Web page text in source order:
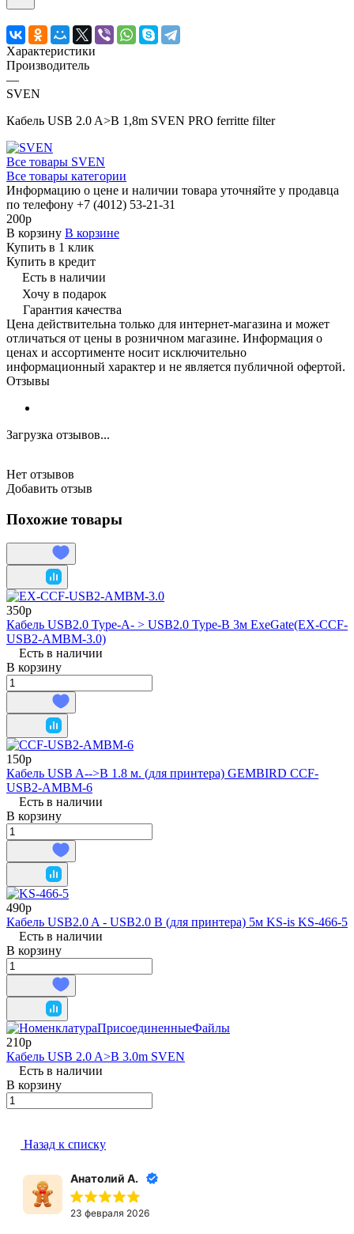
Характеристики
Производитель
—
SVEN
Кабель USB 2.0 A>B 1,8m SVEN PRO ferritte filter
Все товары SVEN
Все товары категории
Информацию о цене и наличии товара уточняйте у продавца
по телефону +7 (4012) 53-21-31
200р
В корзину В корзине
Купить в 1 клик
Купить в кредит
Есть в наличии
Хочу в подарок
Гарантия качества
Цена действительна только для интернет-магазина и может
отличаться от цены в розничном магазине. Информация о
ценах и ассортименте носит исключительно
информационный характер и не является публичной офертой.
Отзывы
Загрузка отзывов...
Нет отзывов
Добавить отзыв
Похожие товары
350р
Кабель USB2.0 Type-A- > USB2.0 Type-B 3м ExeGate(EX-CCF-
USB2-AMBM-3.0)
Есть в наличии
В корзину
150р
Кабель USB A-->B 1.8 м. (для принтера) GEMBIRD CCF-
USB2-AMBM-6
Есть в наличии
В корзину
490р
Кабель USB2.0 A - USB2.0 B (для принтера) 5м KS-is KS-466-5
Есть в наличии
В корзину
210р
Кабель USB 2.0 A>B 3.0m SVEN
Есть в наличии
В корзину
Назад к списку
Анатолий А.
23 февраля 2026